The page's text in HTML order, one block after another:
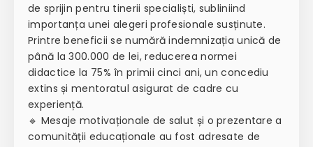
de sprijin pentru tinerii specialiști, subliniind
importanța unei alegeri profesionale susținute.
Printre beneficii se numără indemnizația unică de
până la 300.000 de lei, reducerea normei
didactice la 75% în primii cinci ani, un concediu
extins și mentoratul asigurat de cadre cu
experiență.
🔹 Mesaje motivaționale de salut și o prezentare a
comunității educaționale au fost adresate de